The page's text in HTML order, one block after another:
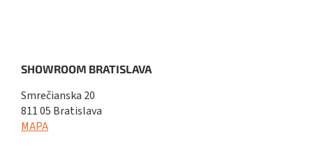
SHOWROOM BRATISLAVA
Smrečianska 20
811 05 Bratislava
MAPA